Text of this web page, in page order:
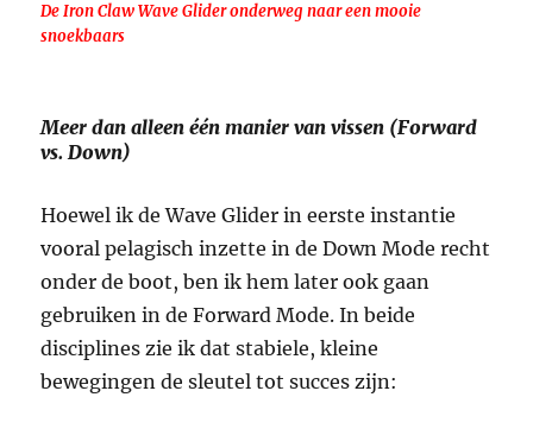
De Iron Claw Wave Glider onderweg naar een mooie
snoekbaars
Meer dan alleen één manier van vissen (Forward
vs. Down)
Hoewel ik de Wave Glider in eerste instantie
vooral pelagisch inzette in de Down Mode recht
onder de boot, ben ik hem later ook gaan
gebruiken in de Forward Mode. In beide
disciplines zie ik dat stabiele, kleine
bewegingen de sleutel tot succes zijn: